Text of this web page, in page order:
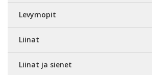
Levymopit
Liinat
Liinat ja sienet